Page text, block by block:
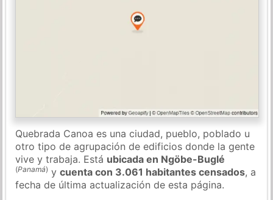
Quebrada Canoa es una ciudad, pueblo, poblado u
otro tipo de agrupación de edificios donde la gente
vive y trabaja. Está ubicada en Ngöbe-Buglé
(Panamá) ycuenta con 3.061 habitantes censados, a
fecha de última actualización de esta página.